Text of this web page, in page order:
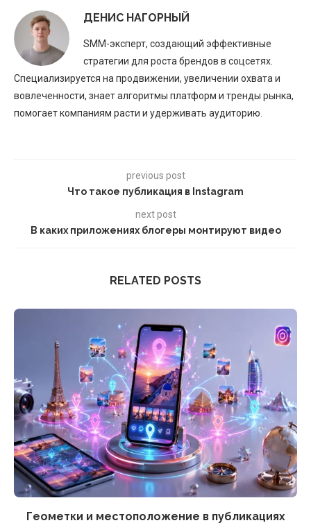
ДЕНИС НАГОРНЫЙ
SMM-эксперт, создающий эффективные
стратегии для роста брендов в соцсетях.
Специализируется на продвижении, увеличении охвата и
вовлеченности, знает алгоритмы платформ и тренды рынка,
помогает компаниям расти и удерживать аудиторию.
previous post
Что такое публикация в Instagram
next post
В каких приложениях блогеры монтируют видео
RELATED POSTS
Геометки и местоположение в публикациях